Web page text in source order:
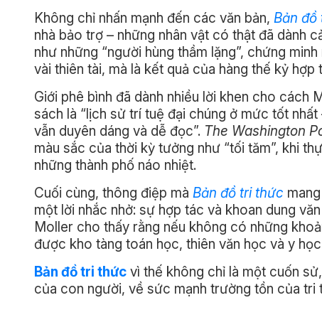
Không chỉ nhấn mạnh đến các văn bản, Bản đồ
nhà bảo trợ – những nhân vật có thật đã dành
như những “người hùng thầm lặng”, chứng
vài thiên tài, mà là kết quả của hàng thế kỷ
Giới phê bình đã dành nhiều lời khen cho cách
sách là “lịch sử trí tuệ đại chúng ở mức tốt
vẫn duyên dáng và dễ đọc”. The Washington
màu sắc của thời kỳ tưởng như “tối tăm”, khi
những thành phố náo nhiệt.
Cuối cùng, thông điệp mà Bản đồ tri thức
một lời nhắc nhở: sự hợp tác và khoan dung
Moller cho thấy rằng nếu không có những
được kho tàng toán học, thiên văn học và y
Bản đồ tri thức vì thế không chỉ là một cuốn
của con người, về sức mạnh trường tồn của